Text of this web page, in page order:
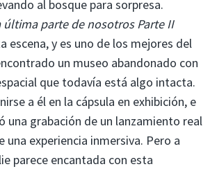
al bosque para sorpresa.
última parte de nosotros Parte II
escena, y es uno de los mejores del
un museo abandonado con
que todavía está algo intacta.
a él en la cápsula en exhibición, e
una grabación de un lanzamiento real
una experiencia inmersiva. Pero a
parece encantada con esta